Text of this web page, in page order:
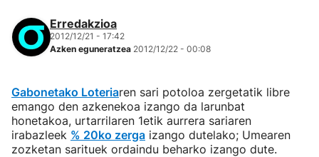
Erredakzioa
2012/12/21 - 17:42
Azken eguneratzea 2012/12/22 - 00:08
Gabonetako Loteriaren sari potoloa zergetatik libre
emango den azkenekoa izango da larunbat
honetakoa, urtarrilaren 1etik aurrera sariaren
irabazleek % 20ko zerga izango dutelako; Umearen
zozketan sarituek ordaindu beharko izango dute.